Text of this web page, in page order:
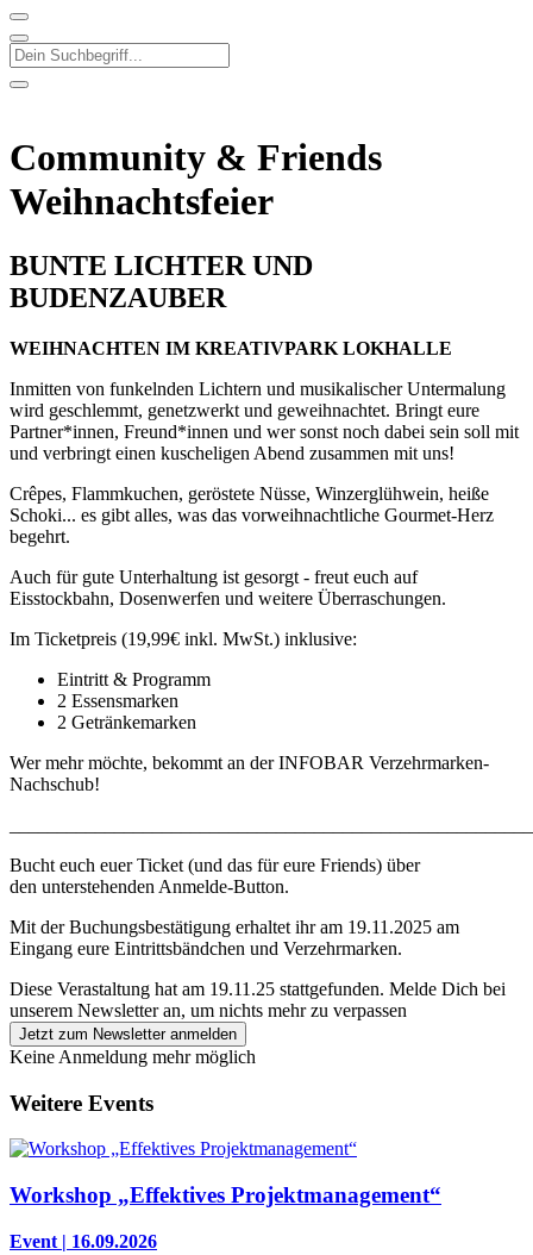
Community & Friends
Weihnachtsfeier
BUNTE LICHTER UND
BUDENZAUBER
WEIHNACHTEN IM KREATIVPARK LOKHALLE
Inmitten von funkelnden Lichtern und musikalischer Untermalung
wird geschlemmt, genetzwerkt und geweihnachtet. Bringt eure
Partner*innen, Freund*innen und wer sonst noch dabei sein soll mit
und verbringt einen kuscheligen Abend zusammen mit uns!
Crêpes, Flammkuchen, geröstete Nüsse, Winzerglühwein, heiße
Schoki... es gibt alles, was das vorweihnachtliche Gourmet-Herz
begehrt.
Auch für gute Unterhaltung ist gesorgt - freut euch auf
Eisstockbahn, Dosenwerfen und weitere Überraschungen.
Im Ticketpreis (19,99€ inkl. MwSt.) inklusive:
Eintritt & Programm
2 Essensmarken
2 Getränkemarken
Wer mehr möchte, bekommt an der INFOBAR Verzehrmarken-
Nachschub!
Bucht euch euer Ticket (und das für eure Friends) über
den unterstehenden Anmelde-Button.
Mit der Buchungsbestätigung erhaltet ihr am 19.11.2025 am
Eingang eure Eintrittsbändchen und Verzehrmarken.
Diese Verastaltung hat am 19.11.25 stattgefunden. Melde Dich bei
unserem Newsletter an, um nichts mehr zu verpassen
Jetzt zum Newsletter anmelden
Keine Anmeldung mehr möglich
Weitere Events
Workshop „Effektives Projektmanagement“
Event | 16.09.2026